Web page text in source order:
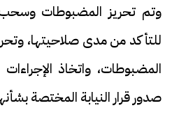
وتم تحريز المضبوطات وسحب
للتأكد من مدى صلاحيتها،
المضبوطات، واتخاذ الإجراءات
صدور قرار النيابة المختصة